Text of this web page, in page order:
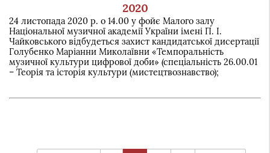
2020
24 листопада 2020 р. о 14.00 у фойє Малого залу
Національної музичної академії України імені П. І.
Чайковського відбудеться захист кандидатської дисертації
Голубенко Маріанни Миколаївни «Темпоральність
музичної культури цифрової доби» (спеціальність 26.00.01
– Теорія та історія культури (мистецтвознавство);